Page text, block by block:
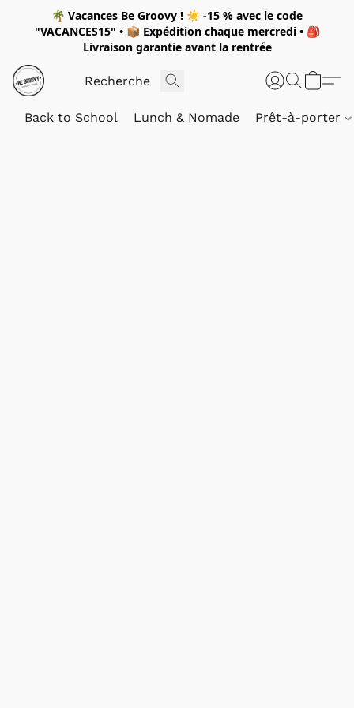
🌴 Vacances Be Groovy ! ☀️ -15 % avec le code
"VACANCES15" • 📦 Expédition chaque mercredi• 🎒
Livraison garantie avant la rentrée
Back to School Lunch & Nomade Prêt-à-porter